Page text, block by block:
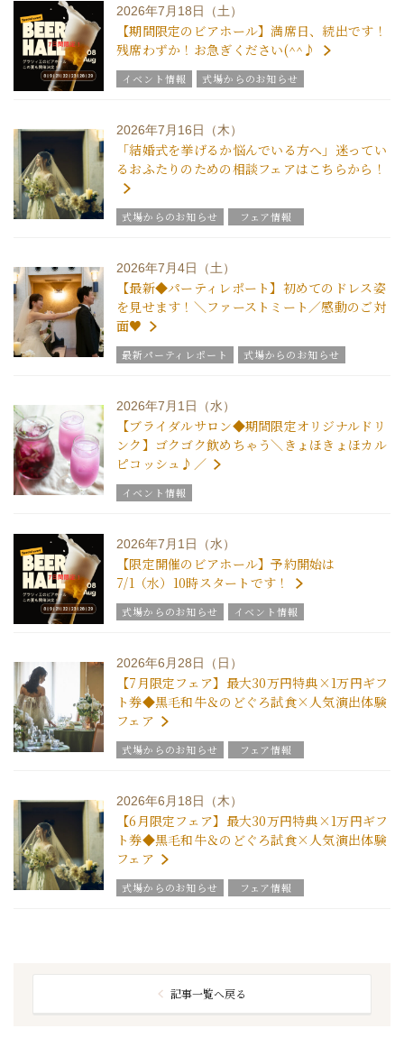
2026年7月18日（土）
【期間限定のビアホール】満席日、続出です！
残席わずか！お急ぎください(^^♪
イベント情報 式場からのお知らせ
2026年7月16日（木）
「結婚式を挙げるか悩んでいる方へ」迷ってい
るおふたりのための相談フェアはこちらから！
式場からのお知らせ フェア情報
2026年7月4日（土）
【最新◆パーティレポート】初めてのドレス姿
を見せます！＼ファーストミート／感動のご対
面♥
最新パーティレポート 式場からのお知らせ
2026年7月1日（水）
【ブライダルサロン◆期間限定オリジナルドリ
ンク】ゴクゴク飲めちゃう＼きょほきょほカル
ピコッシュ♪／
イベント情報
2026年7月1日（水）
【限定開催のビアホール】予約開始は
7/1（水）10時スタートです！
式場からのお知らせ イベント情報
2026年6月28日（日）
【7月限定フェア】最大30万円特典×1万円ギフ
ト券◆黒毛和牛＆のどぐろ試食×人気演出体験
フェア
式場からのお知らせ フェア情報
2026年6月18日（木）
【6月限定フェア】最大30万円特典×1万円ギフ
ト券◆黒毛和牛＆のどぐろ試食×人気演出体験
フェア
式場からのお知らせ フェア情報
記事一覧へ戻る